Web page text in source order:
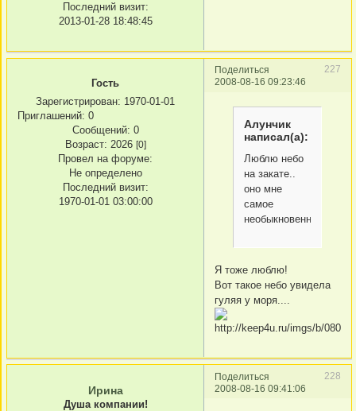
Последний визит:
2013-01-28 18:48:45
Поделиться
227
2008-08-16 09:23:46
Гость
Зарегистрирован: 1970-01-01
Приглашений: 0
Сообщений: 0
Возраст: 2026 [0]
Провел на форуме:
Не определено
Последний визит:
1970-01-01 03:00:00
Алунчик
написал(а):
Люблю небо
на закате..
оно мне
самое
необыкновенное
Я тоже люблю!
Вот такое небо увидела
гуляя у моря....
Поделиться
228
2008-08-16 09:41:06
Ирина
Душа компании!